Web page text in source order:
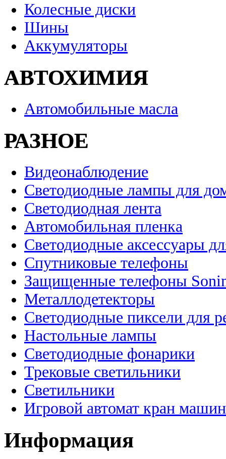
Колесные диски
Шины
Аккумуляторы
АВТОХИМИЯ
Автомобильные масла
РАЗНОЕ
Видеонаблюдение
Светодиодные лампы для
Светодиодная лента
Автомобильная пленка
Светодиодные аксессуары
Спутниковые телефоны
Защищенные телефоны
Металлодетекторы
Светодиодные пиксели для
Настольные лампы
Светодиодные фонарики
Трековые светильники
Светильники
Игровой автомат кран
Информация